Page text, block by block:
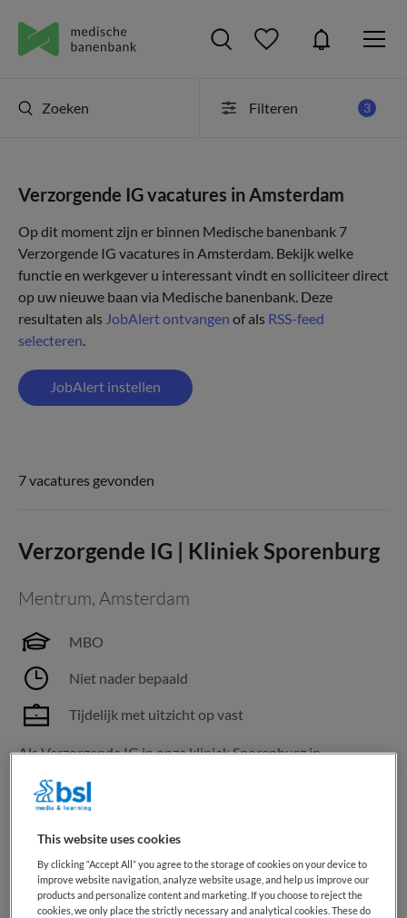
Zoeken Filteren 3
Verzorgende IG vacatures in Amsterdam
Op dit moment zijn er binnen Medische banenbank 7
Verzorgende IG vacatures in Amsterdam. Bekijk welke
functie en werkgever u interessant vindt en solliciteer direct
op uw nieuwe baan via Medische banenbank. Deze
resultaten als JobAlert ontvangen of als RSS-feed
selecteren.
JobAlert instellen
7 vacatures gevonden
Verzorgende IG | Kliniek Sporenburg
Mentrum, Amsterdam
MBO
Niet nader bepaald
Tijdelijk met uitzicht op vast
Als Verzorgende IG in onze kliniek Sporenburg in
aan cliënten met ernstige psychiatrische aandoeningen. Je
daarbij niet alleen naar de kwetsbaarheid, maar juist ook...
Bekijk vacature Bewaren 04-08-2026
This website uses cookies
By clicking “Accept All” you agree to the storage of cookies on your device to
improve website navigation, analyze website usage, and help us improve our
products and personalize content and marketing. If you choose to reject the
cookies, we only place the strictly necessary and analytical cookies. These do